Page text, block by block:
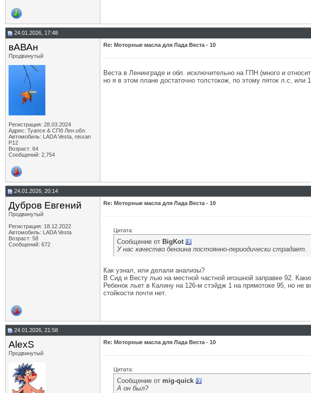
24.01.2026, 17:48
вАВАн
Продвинутый
Регистрация: 28.03.2024
Адрес: Туапсе & СПб Лен.обл.
Автомобиль: LADA Vesta, nissan
P12
Возраст: 64
Сообщений: 2,754
Re: Моторные масла для Лада Веста - 10
Веста в Ленинграде и обл. исключительно на ГПН (много и
но я в этом плане достаточно толстокож, по этому пяток л.с, или
24.01.2026, 20:14
Дубров Евгений
Продвинутый
Регистрация: 18.12.2022
Автомобиль: LADA Vesta
Возраст: 58
Сообщений: 672
Re: Моторные масла для Лада Веста - 10
Цитата:
Сообщение от BigKot
У нас качество бензина постоянно-периодически страдает.
Как узнал, или делали анализы?
В Сид и Весту лью на местной частной ипэшной заправке 92.
Ребенок льет в Калину на 126-м стэйдж 1 на прямотоке 95, но не
стойкости почти нет.
24.01.2026, 21:58
AlexS
Продвинутый
Re: Моторные масла для Лада Веста - 10
Цитата:
Сообщение от mig-quick
А он был?